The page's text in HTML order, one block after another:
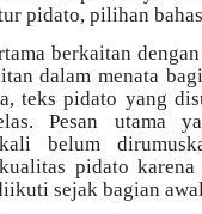
pidato, pilihan
berkaitan
dalam menata
teks pidato yang
Pesan utama
belum
pidato
sejak bagian